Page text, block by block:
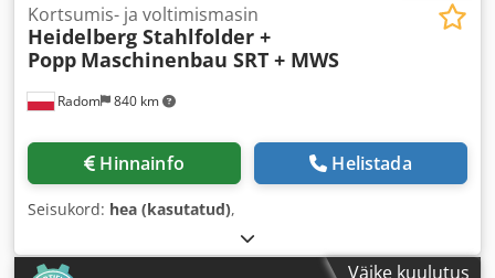
Radom 840 km
Kortsumis- ja voltimismasin
Heidelberg Stahlfolder +
Popp Maschinenbau SRT + MWS
Hinnainfo Helistada
Seisukord: hea (kasutatud),
Väike kuulutus